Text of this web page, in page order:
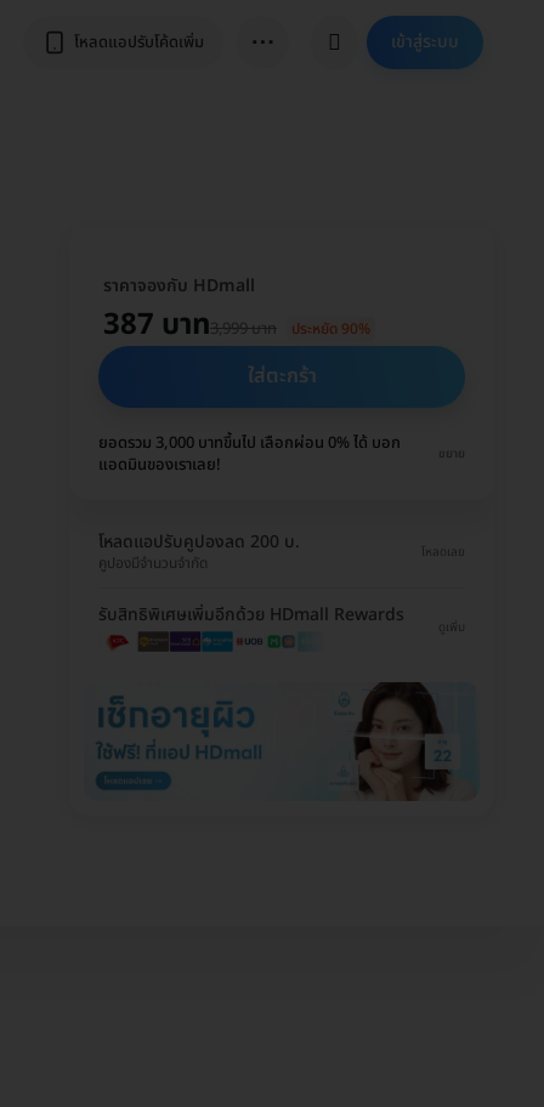
โหลดแอปรับโค้ดเพิ่ม ⋯ เข้าสู่ระบบ
ราคาจองกับ HDmall
387 บาท3,999 บาท ประหยัด 90%
ใส่ตะกร้า
ยอดรวม 3,000 บาทขึ้นไป เลือกผ่อน 0% ได้ บอก
แอดมินของเราเลย!
ขยาย
โหลดแอปรับคูปองลด 200 บ.
คูปองมีจำนวนจำกัด
โหลดเลย
รับสิทธิพิเศษเพิ่มอีกด้วย HDmall Rewards
ดูเพิ่ม